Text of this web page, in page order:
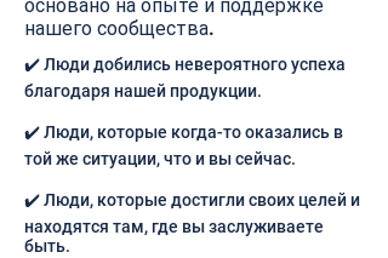
основано на опыте и поддержке
нашего сообщества.
✔️ Люди добились невероятного успеха
благодаря нашей продукции.
✔️ Люди, которые когда-то оказались в
той же ситуации, что и вы сейчас.
✔️ Люди, которые достигли своих целей и
находятся там, где вы заслуживаете
быть.